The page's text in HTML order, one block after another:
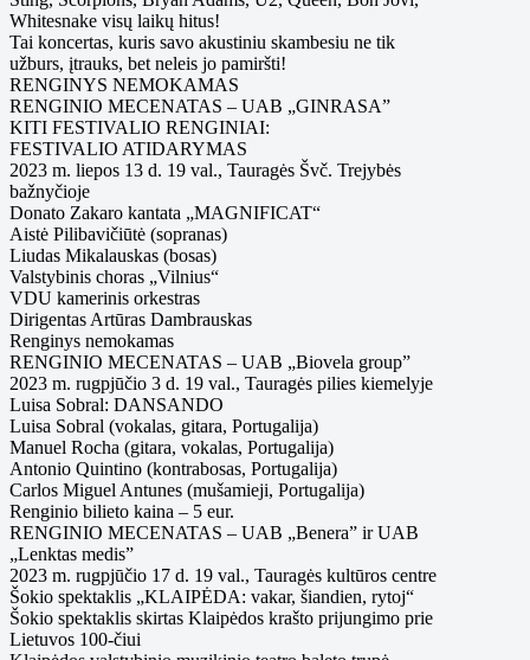
Whitesnake visų laikų hitus!
Tai koncertas, kuris savo akustiniu skambesiu ne tik
užburs, įtrauks, bet neleis jo pamiršti!
RENGINYS NEMOKAMAS
RENGINIO MECENATAS – UAB „GINRASA”
KITI FESTIVALIO RENGINIAI:
FESTIVALIO ATIDARYMAS
2023 m. liepos 13 d. 19 val., Tauragės Švč. Trejybės
bažnyčioje
Donato Zakaro kantata „MAGNIFICAT“
Aistė Pilibavičiūtė (sopranas)
Liudas Mikalauskas (bosas)
Valstybinis choras „Vilnius“
VDU kamerinis orkestras
Dirigentas Artūras Dambrauskas
Renginys nemokamas
RENGINIO MECENATAS – UAB „Biovela group”
2023 m. rugpjūčio 3 d. 19 val., Tauragės pilies kiemelyje
Luisa Sobral: DANSANDO
Luisa Sobral (vokalas, gitara, Portugalija)
Manuel Rocha (gitara, vokalas, Portugalija)
Antonio Quintino (kontrabosas, Portugalija)
Carlos Miguel Antunes (mušamieji, Portugalija)
Renginio bilieto kaina – 5 eur.
RENGINIO MECENATAS – UAB „Benera” ir UAB
„Lenktas medis”
2023 m. rugpjūčio 17 d. 19 val., Tauragės kultūros centre
Šokio spektaklis „KLAIPĖDA: vakar, šiandien, rytoj“
Šokio spektaklis skirtas Klaipėdos krašto prijungimo prie
Lietuvos 100-čiui